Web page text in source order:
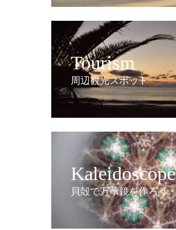
Tourism
周辺観光スポット
Kaleidoscope
貝殻で万華鏡を作ろう